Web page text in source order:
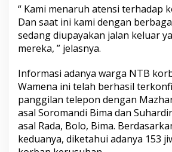
“ Kami menaruh atensi terhadap
Dan saat ini kami dengan
sedang diupayakan jalan keluar
mereka, ” jelasnya.
Informasi adanya warga NTB
Wamena ini telah berhasil
panggilan telepon dengan
asal Soromandi Bima dan
asal Rada, Bolo, Bima.
keduanya, diketahui adanya 153